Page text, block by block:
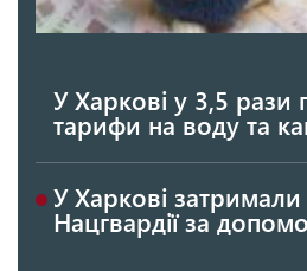
У Харкові у 3,5 рази
тарифи на воду та
У Харкові
Нацгвардії за